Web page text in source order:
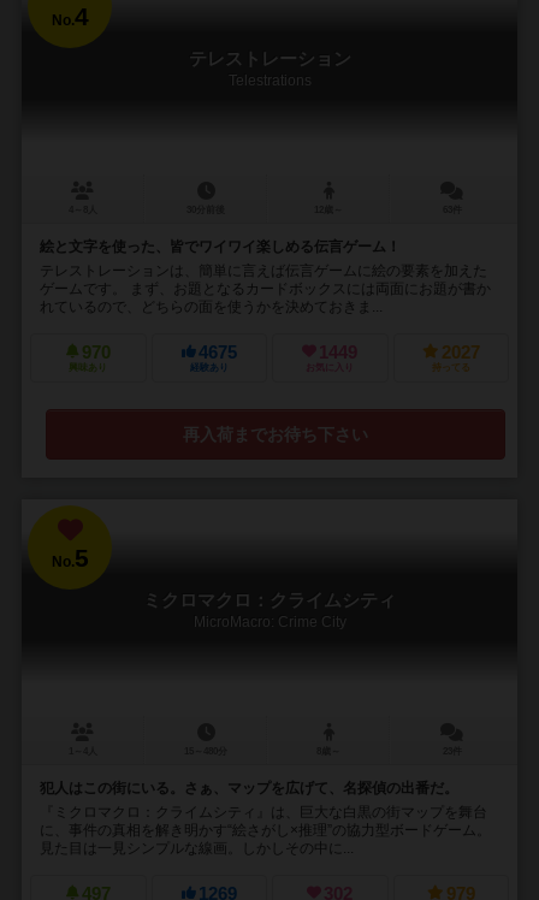
No.4
テレストレーション
Telestrations
絵と文字を使った、皆でワイワイ楽しめる伝言ゲーム！
テレストレーションは、簡単に言えば伝言ゲームに絵の要素を加えた
ゲームです。 まず、お題となるカードボックスには両面にお題が書か
れているので、どちらの面を使うかを決めておきま...
970
興味あり
4675
経験あり
1449
お気に入り
2027
持ってる
再入荷までお待ち下さい
No.5
ミクロマクロ：クライムシティ
MicroMacro: Crime City
犯人はこの街にいる。さぁ、マップを広げて、名探偵の出番だ。
『ミクロマクロ：クライムシティ』は、巨大な白黒の街マップを舞台
に、事件の真相を解き明かす“絵さがし×推理”の協力型ボードゲーム。
見た目は一見シンプルな線画。しかしその中に...
497 1269 302 979